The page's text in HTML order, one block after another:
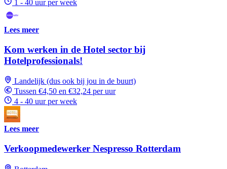
1 - 40 uur per week
Lees meer
Kom werken in de Hotel sector bij
Hotelprofessionals!
Landelijk (dus ook bij jou in de buurt)
Tussen €4,50 en €32,24 per uur
4 - 40 uur per week
Lees meer
Verkoopmedewerker Nespresso Rotterdam